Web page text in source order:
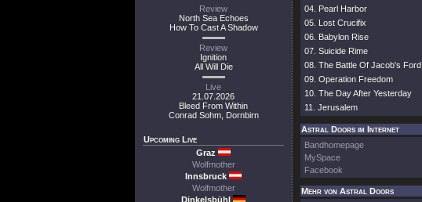
Review
North Sea Echoes
How To Cast A Shadow
Review
Ignition
All Will Die
Live
21.07.2026
Bleed From Within
Conrad Sohm, Dornbirn
Upcoming Live
Graz
Wolfmother
Innsbruck
Wolfmother
Dinkelsbühl
04. Pearl Harbor
05. Lost Crucifix
06. Babylon Rise
07. Suicide Rime
08. The Battle Of Jacob's Ford
09. Operation Freedom
10. The Day After Yesterday
11. Jerusalem
Astral Doors im Internet
Bandhomepage
MySpace
Facebook
Mehr von Astral Doors